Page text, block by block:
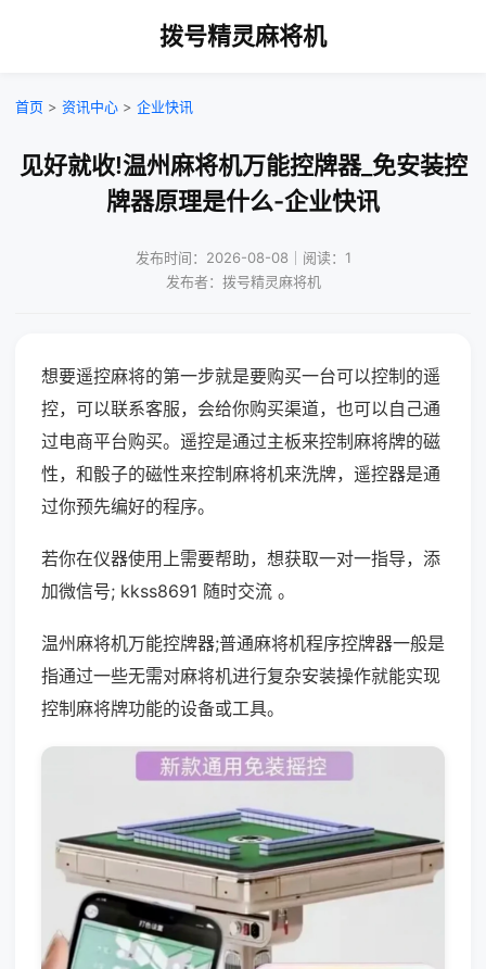
拨号精灵麻将机
首页 > 资讯中心 > 企业快讯
见好就收!温州麻将机万能控牌器_免安装控
牌器原理是什么-企业快讯
发布时间：2026-08-08｜阅读：1
发布者：拨号精灵麻将机
想要遥控麻将的第一步就是要购买一台可以控制的遥
控，可以联系客服，会给你购买渠道，也可以自己通
过电商平台购买。遥控是通过主板来控制麻将牌的磁
性，和骰子的磁性来控制麻将机来洗牌，遥控器是通
过你预先编好的程序。
若你在仪器使用上需要帮助，想获取一对一指导，添
加微信号; kkss8691 随时交流 。
温州麻将机万能控牌器;普通麻将机程序控牌器一般是
指通过一些无需对麻将机进行复杂安装操作就能实现
控制麻将牌功能的设备或工具。